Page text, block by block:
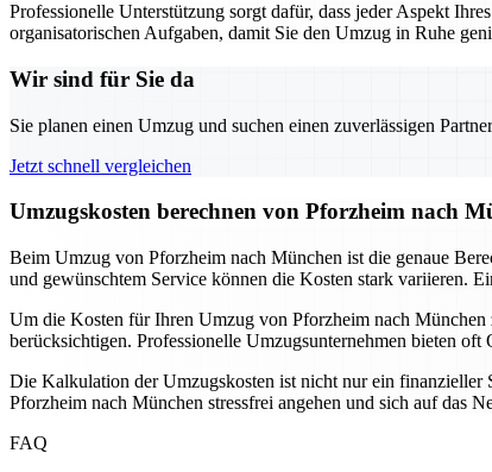
Professionelle Unterstützung sorgt dafür, dass jeder Aspekt
organisatorischen Aufgaben, damit Sie den Umzug in Ruhe
Wir sind für Sie da
Sie planen einen Umzug und suchen einen zuverlässigen
Jetzt schnell vergleichen
Umzugskosten berechnen von Pforzheim nach
Beim Umzug von Pforzheim nach München ist die genaue
und gewünschtem Service können die Kosten stark variieren.
Um die Kosten für Ihren Umzug von Pforzheim nach München
berücksichtigen. Professionelle Umzugsunternehmen bieten
Die Kalkulation der Umzugskosten ist nicht nur ein finanzieller
Pforzheim nach München stressfrei angehen und sich auf das
FAQ